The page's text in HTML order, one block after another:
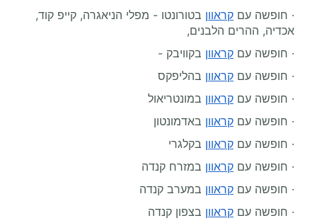
· חופשה עם קראוון בטורונטו - מפלי הניאגרה, קייפ קוד,
אכדיה, ההרים הלבנים,
· חופשה עם קראוון בקוויבק -
· חופשה עם קראוון בהליפקס
· חופשה עם קראוון במונטריאול
· חופשה עם קראוון באדמונטון
· חופשה עם קראוון בקלגרי
· חופשה עם קראוון במזרח קנדה
· חופשה עם קראוון במערב קנדה
· חופשה עם קראוון בצפון קנדה